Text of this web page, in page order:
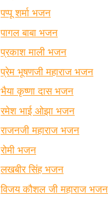
पप्पू शर्मा भजन
पागल बाबा भजन
प्रकाश माली भजन
प्रेम भूषणजी महाराज भजन
भैया कृष्णा दास भजन
रमेश भाई ओझा भजन
राजनजी महाराज भजन
रोमी भजन
लखबीर सिंह भजन
विजय कौशल जी महाराज भजन